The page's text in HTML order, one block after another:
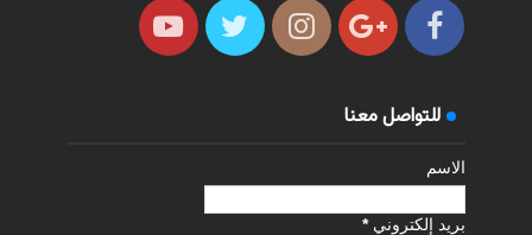
للتواصل معنا
الاسم
بريد إلكتروني*